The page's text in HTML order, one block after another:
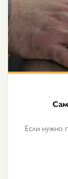
Если нужно